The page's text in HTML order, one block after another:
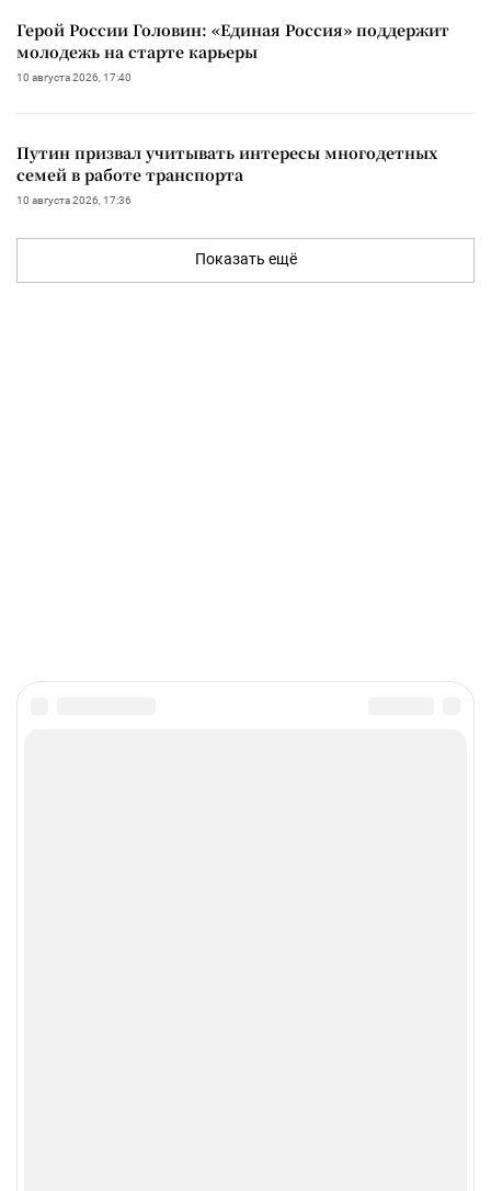
Герой России Головин: «Единая Россия» поддержит
молодежь на старте карьеры
10 августа 2026, 17:40
Путин призвал учитывать интересы многодетных
семей в работе транспорта
10 августа 2026, 17:36
Показать ещё